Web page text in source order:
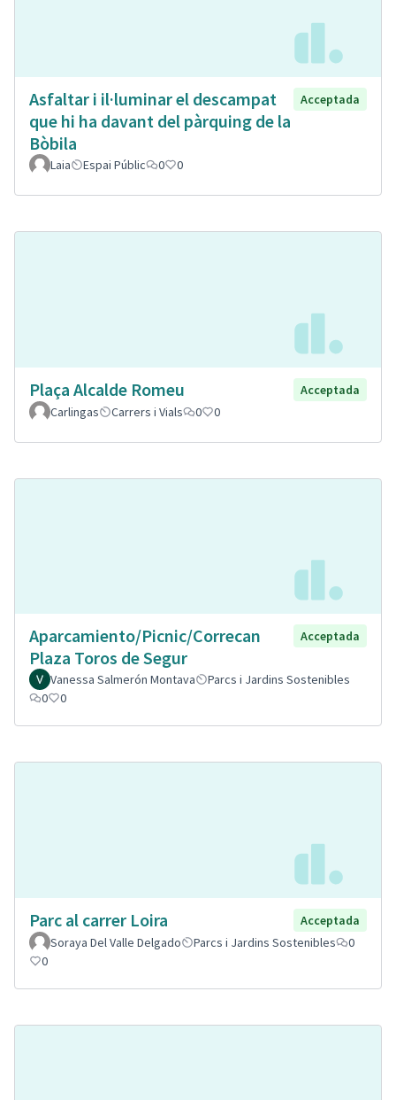
Asfaltar i il·luminar el descampat
que hi ha davant del pàrquing de la
Bòbila
Acceptada
Laia Espai Públic 0 0
Plaça Alcalde Romeu
Acceptada
Carlingas
Carrers i Vials 0 0
Aparcamiento/Picnic/Correcan
Plaza Toros de Segur
Acceptada
Vanessa Salmerón Montava
Parcs i Jardins Sostenibles
0
0
Parc al carrer Loira
Acceptada
Soraya Del Valle Delgado
Parcs i Jardins Sostenibles
0
0